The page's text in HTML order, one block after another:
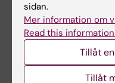
Länkar:
Forskningsområden:
sidan.
Mer information om
Read this
Tillåt
Tillåt